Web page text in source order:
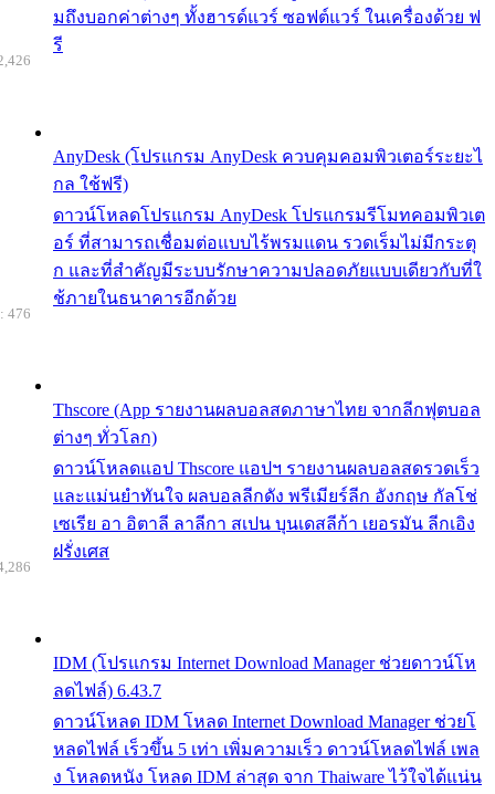
มถึงบอกค่าต่างๆ ทั้งฮารด์แวร์ ซอฟต์แวร์ ในเครื่องด้วย ฟ
รี
AnyDesk (โปรแกรม AnyDesk ควบคุมคอมพิวเตอร์ระยะไ
กล ใช้ฟรี)
ดาวน์โหลดโปรแกรม AnyDesk โปรแกรมรีโมทคอมพิวเต
อร์ ที่สามารถเชื่อมต่อแบบไร้พรมแดน รวดเร็มไม่มีกระตุ
ก และที่สำคัญมีระบบรักษาความปลอดภัยแบบเดียวกับที่ใ
ช้ภายในธนาคารอีกด้วย
Thscore (App รายงานผลบอลสดภาษาไทย จากลีกฟุตบอล
ต่างๆ ทั่วโลก)
ดาวน์โหลดแอป Thscore แอปฯ รายงานผลบอลสดรวดเร็ว
และแม่นยำทันใจ ผลบอลลีกดัง พรีเมียร์ลีก อังกฤษ กัลโช่
เซเรีย อา อิตาลี ลาลีกา สเปน บุนเดสลีก้า เยอรมัน ลีกเอิง
ฝรั่งเศส
476
IDM (โปรแกรม Internet Download Manager ช่วยดาวน์โห
ลดไฟล์) 6.43.7
ดาวน์โหลด IDM โหลด Internet Download Manager ช่วยโ
หลดไฟล์ เร็วขึ้น 5 เท่า เพิ่มความเร็ว ดาวน์โหลดไฟล์ เพล
ง โหลดหนัง โหลด IDM ล่าสุด จาก Thaiware ไว้ใจได้แน่น